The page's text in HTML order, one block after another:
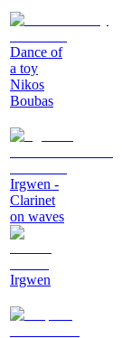
Dance of
a toy
Nikos
Boubas
Irgwen -
Clarinet
on waves
Irgwen